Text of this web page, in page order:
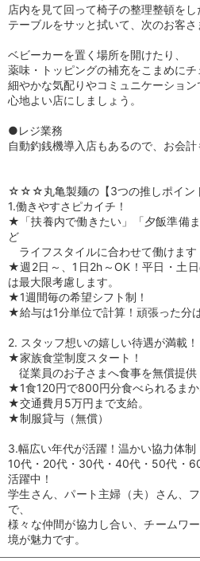
店内を見て回って椅子の整理整頓をし
テーブルをサッと拭いて、次のお客さ
ベビーカーを置く場所を開けたり、
薬味・トッピングの補充をこまめにチ
細やかな気配りやコミュニケーション
心地よい店にしましょう。
●レジ業務
自動釣銭機導入店もあるので、お会計
☆☆☆丸亀製麺の【3つの推しポイン
1.働きやすさピカイチ！
★「扶養内で働きたい」「夕飯準備
ど
ライフスタイルに合わせて働けま
★週2日～、1日2h～OK！平日・土
は最大限考慮します。
★1週間毎の希望シフト制！
★給与は1分単位で計算！頑張った分
2. スタッフ想いの嬉しい待遇が満載！
★家族食堂制度スタート！
従業員のお子さまへ食事を無償提供
★1食120円で800円分食べられるまか
★交通費月5万円まで支給。
★制服貸与（無償）
3.幅広い年代が活躍！温かい協力体制
10代・20代・30代・40代・50代・
活躍中！
学生さん、パート主婦（夫）さん、
で、
様々な仲間が協力し合い、チームワ
境が魅力です。